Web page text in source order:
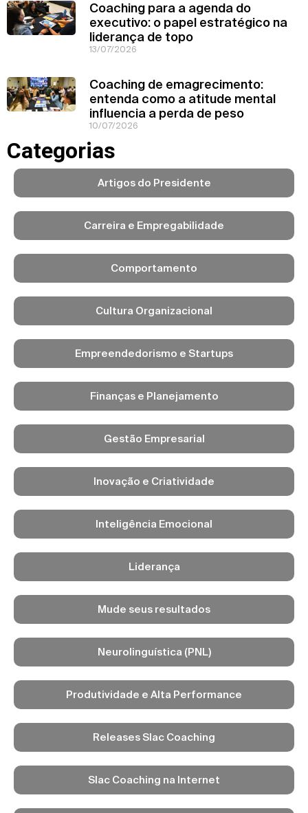
Coaching para a agenda do
executivo: o papel estratégico na
liderança de topo
13/07/2026
Coaching de emagrecimento:
entenda como a atitude mental
influencia a perda de peso
10/07/2026
Categorias
Artigos do Presidente
Carreira e Empregabilidade
Comportamento
Cultura Organizacional
Empreendedorismo e Startups
Finanças e Planejamento
Gestão Empresarial
Inovação e Criatividade
Inteligência Emocional
Liderança
Mude seus resultados
Neurolinguística (PNL)
Produtividade e Alta Performance
Releases Slac Coaching
Slac Coaching na Internet